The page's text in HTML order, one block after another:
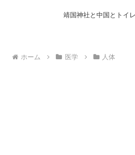
靖国神社と中国とトイレ
ホーム 医学 人体